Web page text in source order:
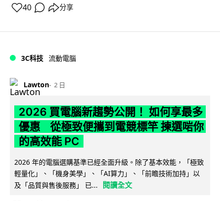
40 分享
3C科技 流動電腦
Lawton 2 日
2026 買電腦新趨勢公開！ 如何享最多
優惠 從極致便攜到電競標竿 揀選啱你
的高效能 PC
2026 年的電腦選購基準已經全面升級。除了基本效能，「極致
輕量化」、「機身美學」、「AI算力」、「前瞻技術加持」以
及「品質與售後服務」 已...
閱讀全文